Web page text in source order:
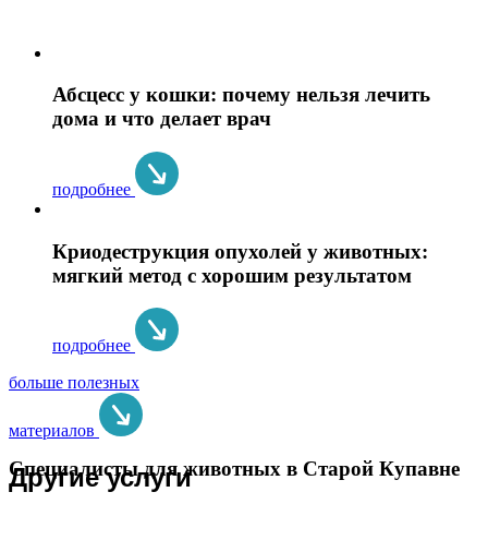
Абсцесс у кошки: почему нельзя лечить
дома и что делает врач
подробнее
Криодеструкция опухолей у животных:
мягкий метод с хорошим результатом
подробнее
больше полезных
материалов
Другие услуги
Специалисты для животных в Старой Купавне